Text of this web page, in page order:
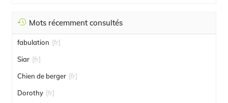
Mots récemment consultés
fabulation [fr]
Siar [fr]
Chien de berger [fr]
Dorothy [fr]